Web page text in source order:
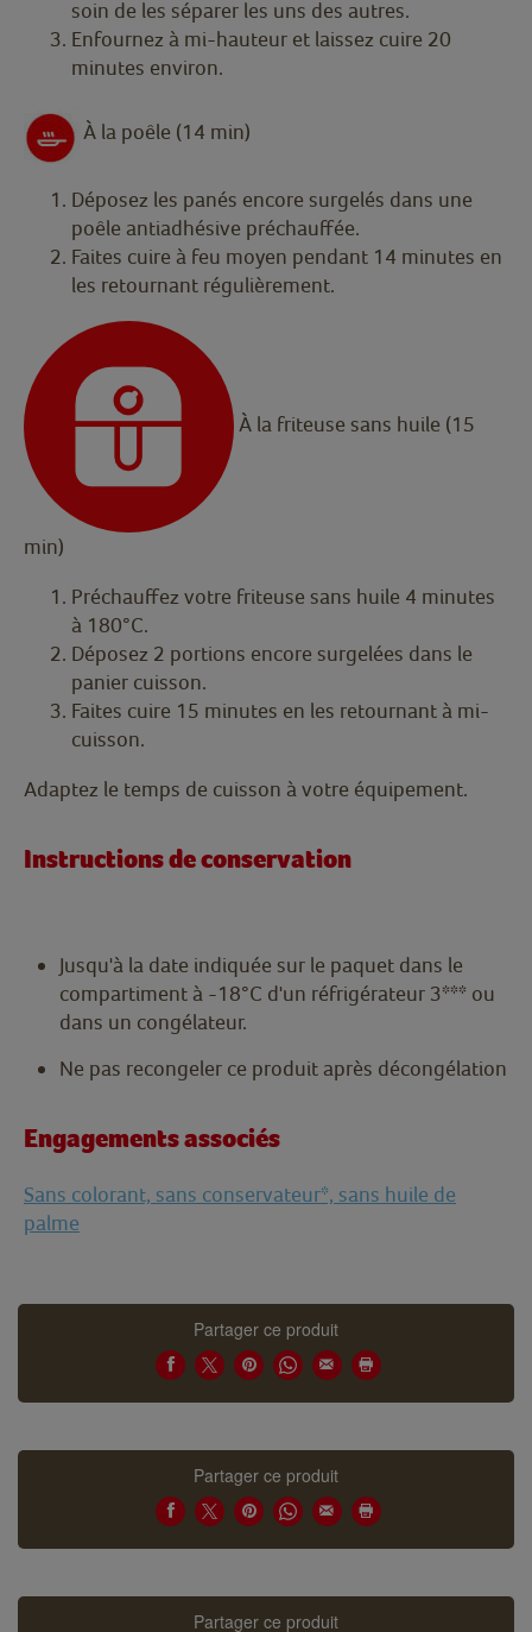
soin de les séparer les uns des autres.
Enfournez à mi-hauteur et laissez cuire 20
minutes environ.
À la poêle (14 min)
Déposez les panés encore surgelés dans une
poêle antiadhésive préchauffée.
Faites cuire à feu moyen pendant 14 minutes en
les retournant régulièrement.
À la friteuse sans huile (15
min)
Préchauffez votre friteuse sans huile 4 minutes
à 180°C.
Déposez 2 portions encore surgelées dans le
panier cuisson.
Faites cuire 15 minutes en les retournant à mi-
cuisson.
Adaptez le temps de cuisson à votre équipement.
Instructions de conservation
Jusqu'à la date indiquée sur le paquet dans le
compartiment à -18°C d'un réfrigérateur 3*** ou
dans un congélateur.
Ne pas recongeler ce produit après décongélation
Engagements associés
Sans colorant, sans conservateur*, sans huile de
palme
Partager ce produit
Partager ce produit
Partager ce produit